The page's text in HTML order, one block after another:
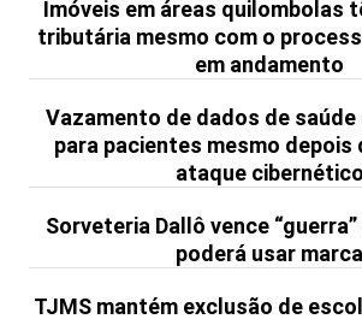
Imóveis em áreas quilombolas
tributária mesmo com o
em andamento
Vazamento de dados de
para pacientes mesmo depois
ataque cibernético
Sorveteria Dallô vence
poderá usar marca
TJMS mantém exclusão de